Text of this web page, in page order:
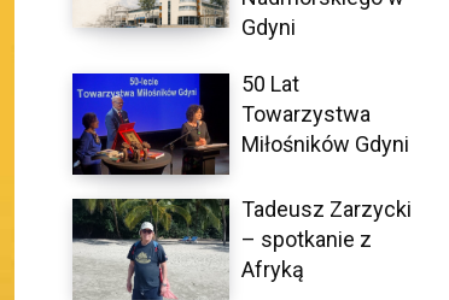
Gdyni
50 Lat
Towarzystwa
Miłośników Gdyni
Tadeusz Zarzycki
– spotkanie z
Afryką